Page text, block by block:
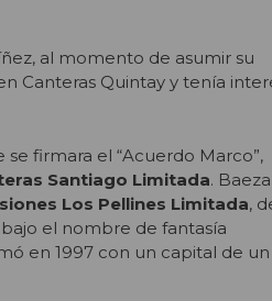
al momento de asumir su
Canteras Quintay y tenía
firmara el “Acuerdo Marco”,
Santiago Limitada.
Los Pellines Limitada,
el nombre de fantasía
en 1997 con un capital de un